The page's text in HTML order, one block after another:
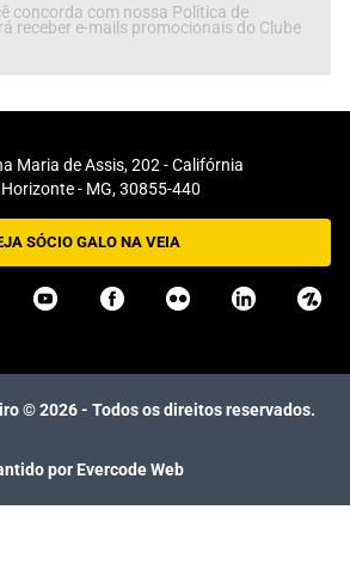
concorda com nossa Política de
receber e-mails promocionais do Clube
Maria de Assis, 202 - Califórnia
- MG, 30855-440
SÓCIO GALO NA VEIA
©2026- Todos os direitos reservados.
por Evercode Web